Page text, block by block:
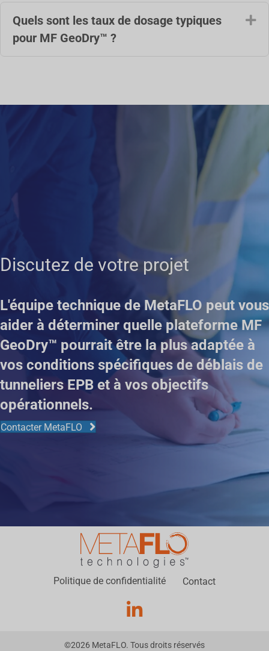
Quels sont les taux de dosage typiques
pour MF GeoDry™ ?
Discutez de votre projet
L'équipe technique de MetaFLO peut vous
aider à déterminer quelle plateforme MF
GeoDry™ pourrait être la plus adaptée à
vos conditions spécifiques de déblais de
tunneliers EPB et à vos objectifs
opérationnels.
Contacter MetaFLO
Politique de confidentialité Contact
©2026 MetaFLO. Tous droits réservés